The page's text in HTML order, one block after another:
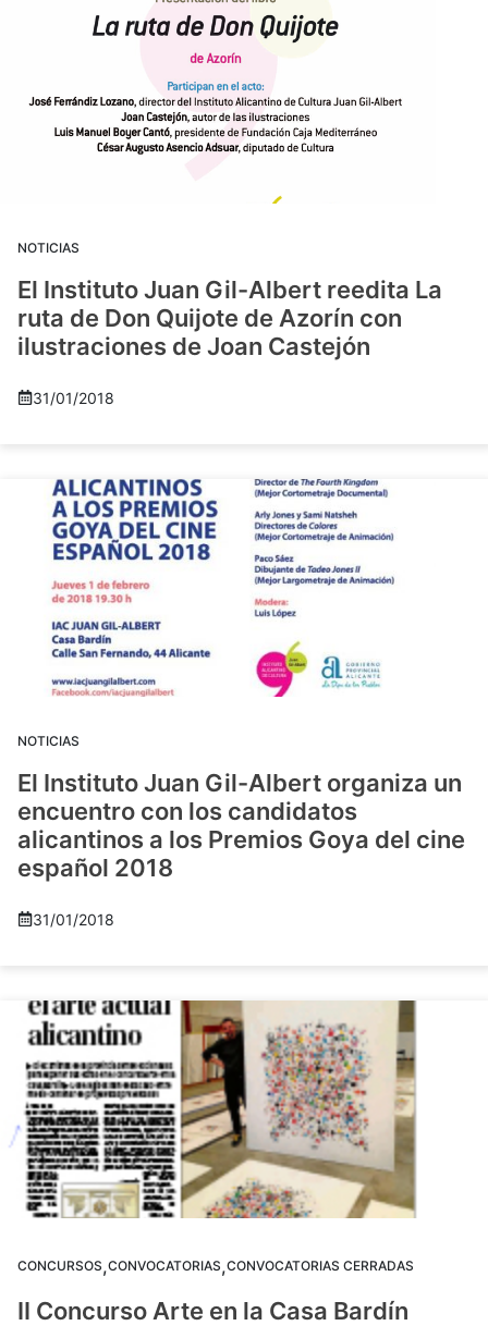
NOTICIAS
El Instituto Juan Gil-Albert reedita La
ruta de Don Quijote de Azorín con
ilustraciones de Joan Castejón
31/01/2018
NOTICIAS
El Instituto Juan Gil-Albert organiza un
encuentro con los candidatos
alicantinos a los Premios Goya del cine
español 2018
31/01/2018
CONCURSOS,CONVOCATORIAS,CONVOCATORIAS CERRADAS
II Concurso Arte en la Casa Bardín